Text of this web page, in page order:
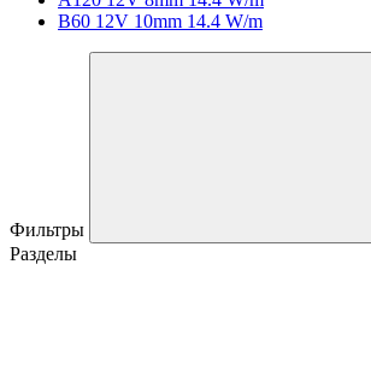
B60 12V 10mm 14.4 W/m
Фильтры
Разделы